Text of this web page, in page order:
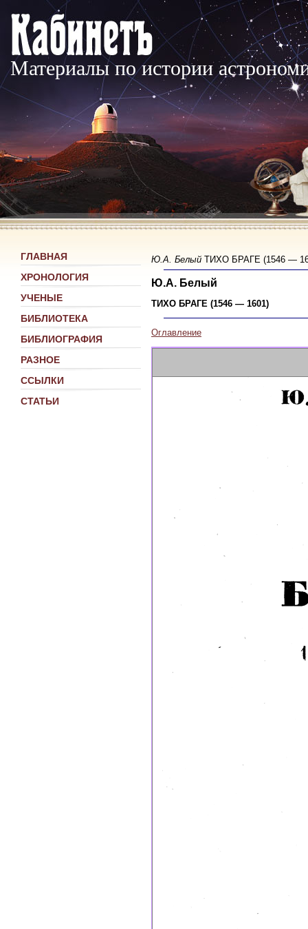
Материалы по истории
ГЛАВНАЯ
ХРОНОЛОГИЯ
УЧЕНЫЕ
БИБЛИОТЕКА
БИБЛИОГРАФИЯ
РАЗНОЕ
ССЫЛКИ
СТАТЬИ
Ю.А. Белый ТИХО БРАГЕ (1546 —
Ю.А. Белый
ТИХО БРАГЕ (1546 — 1601)
Оглавление